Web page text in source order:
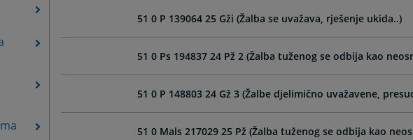
51 0 P 139064 25 Gži (Žalba se uvažava, rješenje ukida..)
51 0 Ps 194837 24 Pž 2 (Žalba tuženog se odbija kao
51 0 P 148803 24 Gž 3 (Žalbe djelimično uvažavene,
51 0 Mals 217029 25 Pž (Žalba tuženog se odbija kao